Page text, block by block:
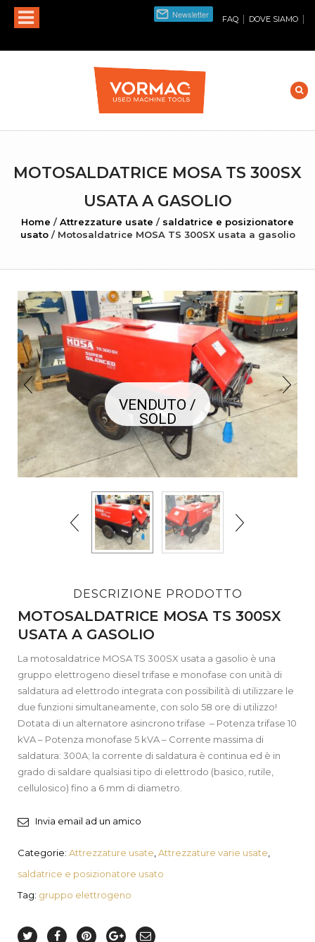
FAQ | DOVE SIAMO |
MOTOSALDATRICE MOSA TS 300SX
USATA A GASOLIO
Home / Attrezzature usate / saldatrice e posizionatore
usato /Motosaldatrice MOSA TS 300SX usata a gasolio
VENDUTO /
SOLD
DESCRIZIONE PRODOTTO
MOTOSALDATRICE MOSA TS 300SX
USATA A GASOLIO
La motosaldatrice MOSA TS 300SX usata a gasolio è una
gruppo elettrogeno diesel trifase e monofase con unità di
saldatura ad elettrodo integrata con possibilità di utilizzare le
due funzioni simultaneamente, con solo 58 ore di utilizzo!
Dotata di un alternatore asincrono trifase – Potenza trifase 10
kVA – Potenza monofase 5 kVA – Corrente massima di
saldatura: 300A; la corrente di saldatura è continua ed è in
grado di saldare qualsiasi tipo di elettrodo (basico, rutile,
cellulosico) fino a 6 mm di diametro.
Invia email ad un amico
Categorie: Attrezzature usate Attrezzature varie usate
saldatrice e posizionatore usato
Tag: gruppo elettrogeno